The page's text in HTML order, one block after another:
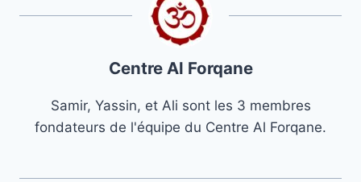
Centre Al Forqane
Samir, Yassin, et Ali sont les 3 membres
fondateurs de l'équipe du Centre Al Forqane.